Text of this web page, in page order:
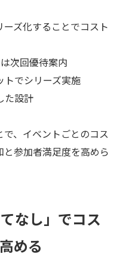
ズ化することでコスト
次回優待案内
トでシリーズ実施
た設計
、イベントごとのコス
参加者満足度を高めら
なし」でコス
める